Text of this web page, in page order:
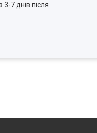
7 днів після